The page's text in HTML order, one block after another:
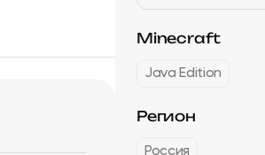
Minecraft
Java Edition
Регион
Россия